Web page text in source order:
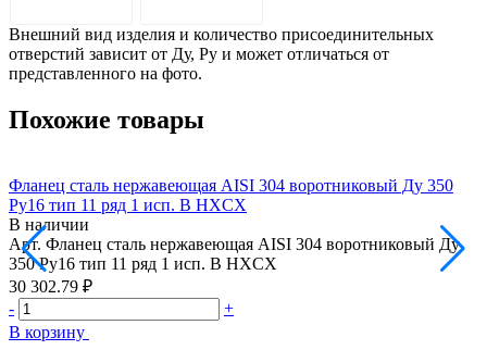
Внешний вид изделия и количество присоединительных
отверстий зависит от Ду, Ру и может отличаться от
представленного на фото.
Похожие товары
Фланец сталь нержавеющая AISI 304 воротниковый Ду 350
Ру16 тип 11 ряд 1 исп. B HXCX
В наличии
Арт. Фланец сталь нержавеющая AISI 304 воротниковый Ду
350 Ру16 тип 11 ряд 1 исп. B HXCX
30 302.79 ₽
-
+
В корзину